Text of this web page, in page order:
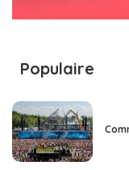
Populaire